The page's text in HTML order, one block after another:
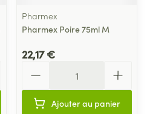
Pharmex
Pharmex Poire 75ml M
22,17 €
Ajouter au panier